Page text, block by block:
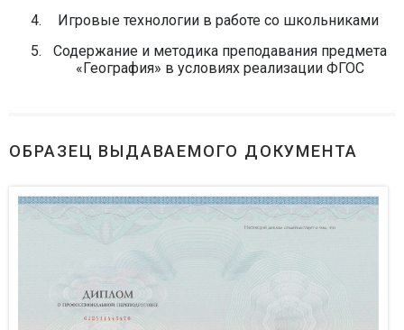
Игровые технологии в работе со школьниками
Содержание и методика преподавания предмета
«География» в условиях реализации ФГОС
ОБРАЗЕЦ ВЫДАВАЕМОГО ДОКУМЕНТА